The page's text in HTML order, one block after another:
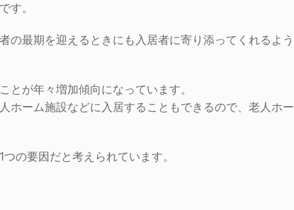
す。
の最期を迎えるときにも入居者に寄り添ってくれるよ
とが年々増加傾向になっています。
ホーム施設などに入居することもできるので、老人ホ
の要因だと考えられています。